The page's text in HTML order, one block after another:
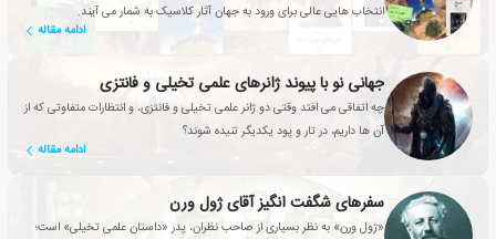
انتخاب هایی عالی برای ورود به جهان آثار کلاسیک به شمار می آیند.
ادامه مقاله
جهانی نو با پیوند ژانرهای علمی تخیلی و فانتزی
چه اتفاقی می افتد وقتی دو ژانر علمی تخیلی و فانتزی، و انتظارات متفاوتی که از
آن ها داریم، در تار و پود یکدیگر تنیده شوند؟
ادامه مقاله
سفرهای شگفت انگیز آقای ژول ورن
«ژول ورن» به نظر بسیاری از صاحب نظران، پدر «داستان علمی تخیلی» است؛